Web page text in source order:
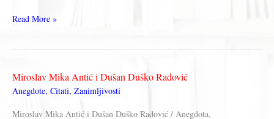
Miroslav
Read More »
Miroslav Mika Antić i Dušan Duško Radović
Anegdote, Citati, Zanimljivosti
Miroslav Mika Antić i Dušan Duško Radović / Anegdota,